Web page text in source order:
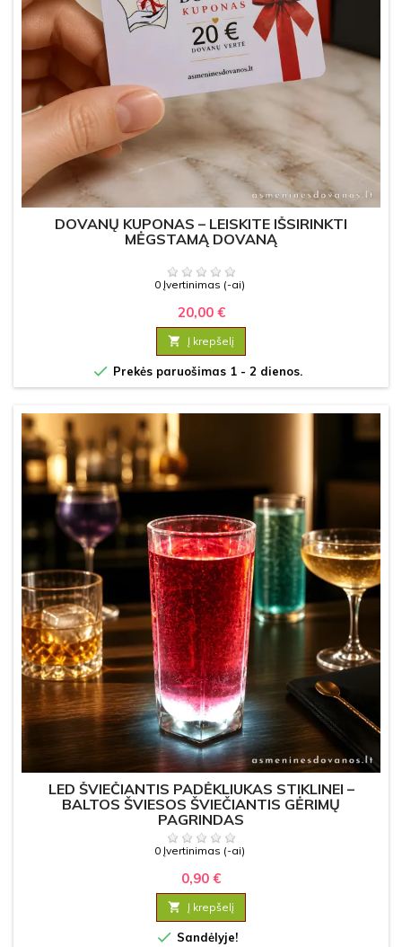
DOVANŲ KUPONAS – LEISKITE IŠSIRINKTI
MĖGSTAMĄ DOVANĄ
0 Įvertinimas (-ai)
20,00 €
 Į krepšelį
 Prekės paruošimas 1 - 2 dienos.
LED ŠVIEČIANTIS PADĖKLIUKAS STIKLINEI –
BALTOS ŠVIESOS ŠVIEČIANTIS GĖRIMŲ
PAGRINDAS
0 Įvertinimas (-ai)
0,90 €
 Į krepšelį
 Sandėlyje!